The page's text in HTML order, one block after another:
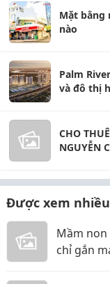
Mặt bằng
nào
Palm
và đô thị
CHO
NGUYỄN
Được xem nhiều
Mầm
chỉ gắn